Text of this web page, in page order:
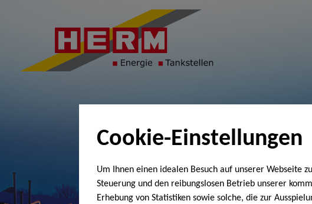
Cookie-Einstellungen
Um Ihnen einen idealen Besuch auf unserer Webseite
Steuerung und den reibungslosen Betrieb unserer
Erhebung von Statistiken sowie solche, die zur